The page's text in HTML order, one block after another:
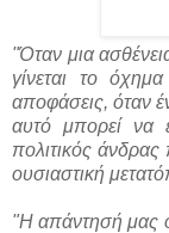
"Όταν μια
γίνεται το
αποφάσεις, όταν
αυτό μπορεί να
πολιτικός άνδρας
ουσιαστική
"Η απάντησή μας